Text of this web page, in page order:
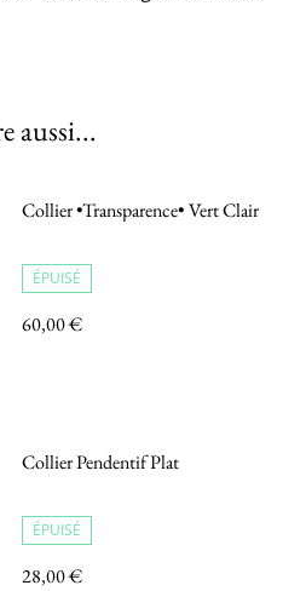
aussi...
Collier •Transparence• Vert Clair
ÉPUISÉ
60,00 €
Collier Pendentif Plat
ÉPUISÉ
28,00 €